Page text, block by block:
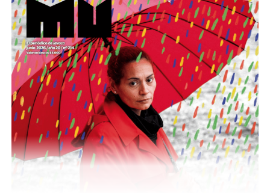
Este número 215 de MU ☝️viene con doble tapa, que
podría ser una frase:
Sin chamuyo, a remarla.
Descargar la Mu en PDF